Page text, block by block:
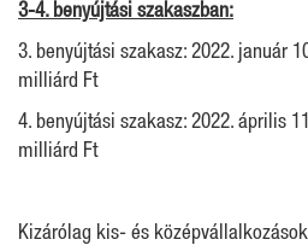
3-4. benyújtási szakaszban:
3. benyújtási szakasz: 2022.
milliárd Ft
4. benyújtási szakasz: 2022.
milliárd Ft
Kizárólag kis- és